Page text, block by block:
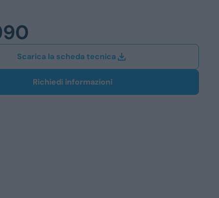
Scarica la scheda tecnica
Richiedi informazioni